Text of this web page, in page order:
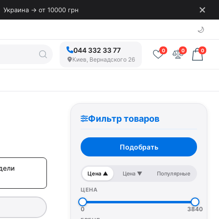
Украина → от 10000 грн
🌙
044 332 33 77
Киев, Вернадского 26
0 0 0
Фильтр товаров
Подобрать
Цена ▲ Цена ▼ Популярные
ЦЕНА
0 3840